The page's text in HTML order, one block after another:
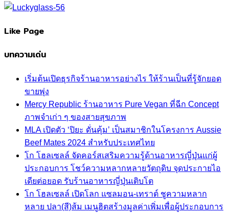
Like Page
บทความเด่น
เริ่มต้นเปิดธุรกิจร้านอาหารอย่างไร ให้ร้านเป็นที่รู้จักยอด
ขายพุ่ง
Mercy Republic ร้านอาหาร Pure Vegan ที่ฉีก Concept
ภาพจำเก่า ๆ ของสายสุขภาพ
MLA เปิดตัว ‘ปิยะ ดั่นคุ้ม’ เป็นสมาชิกในโครงการ Aussie
Beef Mates 2024 สำหรับประเทศไทย
โก โฮลเซลล์ จัดคอร์สเสริมความรู้ด้านอาหารญี่ปุ่นแก่ผู้
ประกอบการ โชว์ความหลากหลายวัตถุดิบ จุดประกายไอ
เดียต่อยอด รับร้านอาหารญี่ปุ่นเติบโต
โก โฮลเซลล์ เปิดโลก แซลมอน-เทราต์ ชูความหลาก
หลาย ปลา(สี)ส้ม เมนูฮิตสร้างมูลค่าเพิ่มเพื่อผู้ประกอบการ